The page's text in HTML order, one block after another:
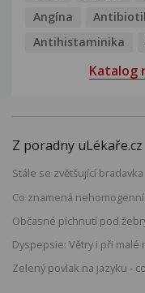
Angína
Antihistaminika
Katalog
Z poradny uLékaře.cz
Stále se zvětšující bradavka
Co znamená
Občasné píchnutí pod
Dyspepsie: Větry i při
Zelený povlak na jazyku -